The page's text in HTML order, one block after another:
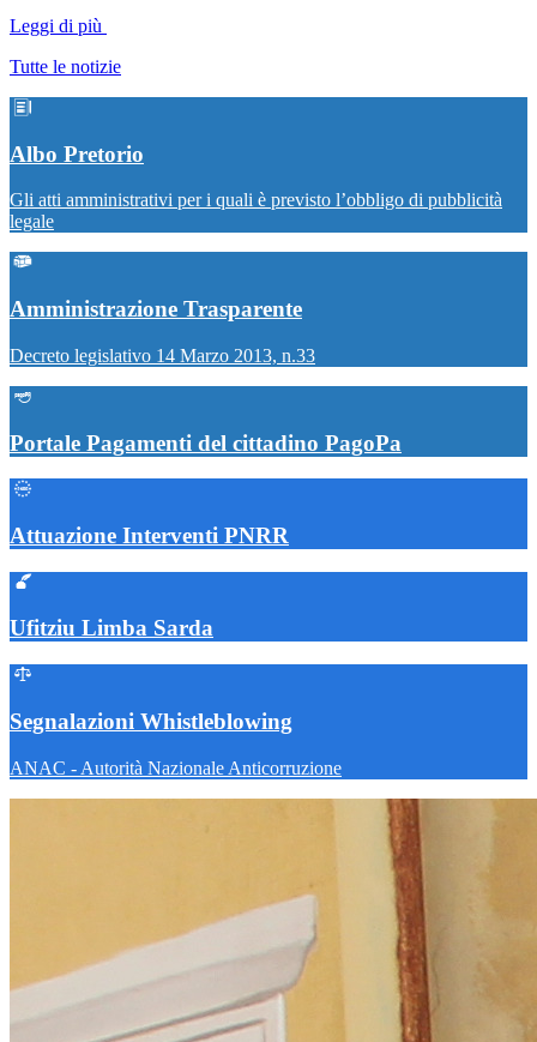
Leggi di più
Tutte le notizie
Albo Pretorio
Gli atti amministrativi per i quali è previsto l’obbligo di pubblicità
legale
Amministrazione Trasparente
Decreto legislativo 14 Marzo 2013, n.33
Portale Pagamenti del cittadino PagoPa
Attuazione Interventi PNRR
Ufitziu Limba Sarda
Segnalazioni Whistleblowing
ANAC - Autorità Nazionale Anticorruzione